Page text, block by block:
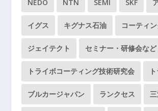
NEDO NTN SEMI SKF
イグス キグナス石油 コーティ
ジェイテクト セミナー・研修会など
トライボコーティング技術研究会
ブルカージャパン ランクセス